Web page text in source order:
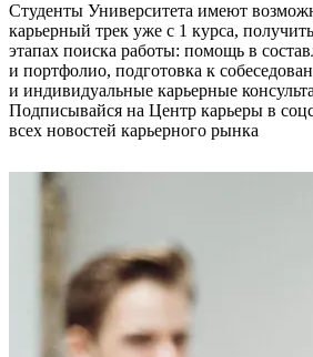
Студенты Университета имеют
карьерный трек уже с 1 курса,
этапах поиска работы: помощь в
и портфолио, подготовка к
и индивидуальные карьерные
Подписывайся на Центр карьеры в
всех новостей карьерного рынка